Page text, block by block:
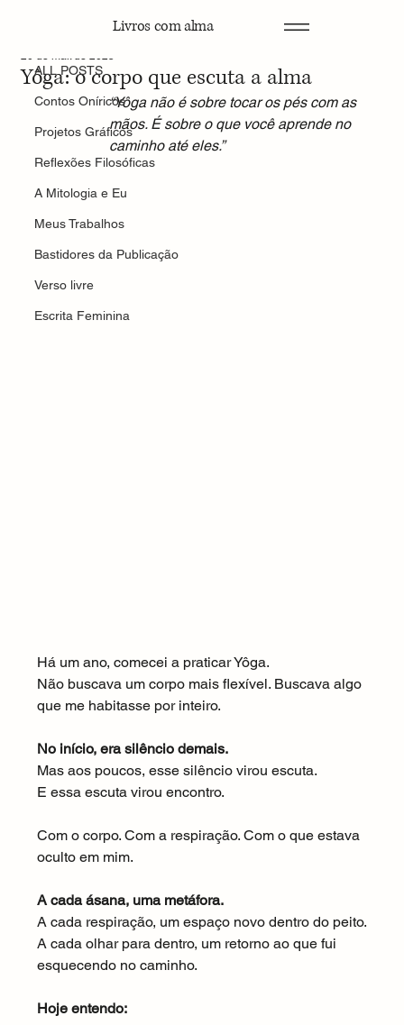
Livros com alma
ALL POSTS
Contos Oníricos
Projetos Gráficos
Reflexões Filosóficas
A Mitologia e Eu
Meus Trabalhos
Bastidores da Publicação
Verso livre
Escrita Feminina
Yôga: o corpo que escuta a alma
20 de mai. de 2025
“Yôga não é sobre tocar os pés com as
mãos. É sobre o que você aprende no
caminho até eles.”
Há um ano, comecei a praticar Yôga.
Não buscava um corpo mais flexível. Buscava algo
que me habitasse por inteiro.
No início, era silêncio demais.
Mas aos poucos, esse silêncio virou escuta.
E essa escuta virou encontro.
Com o corpo. Com a respiração. Com o que estava
oculto em mim.
A cada ásana, uma metáfora.
A cada respiração, um espaço novo dentro do peito.
A cada olhar para dentro, um retorno ao que fui
esquecendo no caminho.
Hoje entendo: